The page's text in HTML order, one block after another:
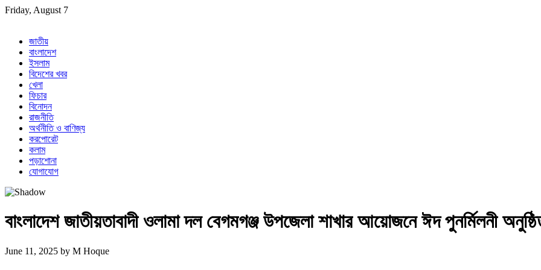
Skip
Friday, August 7
জাতীয়
বাংলাদেশ
ইসলাম
বিদেশের খবর
খেলা
ফিচার
বিনোদন
রাজনীতি
অর্থনীতি ও বাণিজ্য
করপোরেট
কলাম
পড়াশোনা
যোগাযোগ
বাংলাদেশ জাতীয়তাবাদী ওলামা দল বেগমগঞ্জ উপজেলা শাখার আয়োজনে ঈদ পুনর্মিলনী
June 11, 2025 by M Hoque